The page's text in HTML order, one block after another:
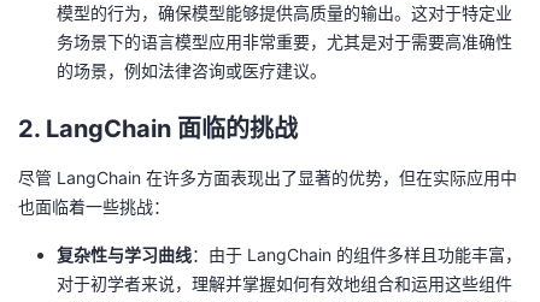
模型的行为，确保模型能够提供高质量的输出。这对于特定业
务场景下的语言模型应用非常重要，尤其是对于需要高准确性
的场景，例如法律咨询或医疗建议。
2. LangChain 面临的挑战
尽管 LangChain 在许多方面表现出了显著的优势，但在实际应用中
也面临着一些挑战：
复杂性与学习曲线：由于 LangChain 的组件多样且功能丰富，
对于初学者来说，理解并掌握如何有效地组合和运用这些组件